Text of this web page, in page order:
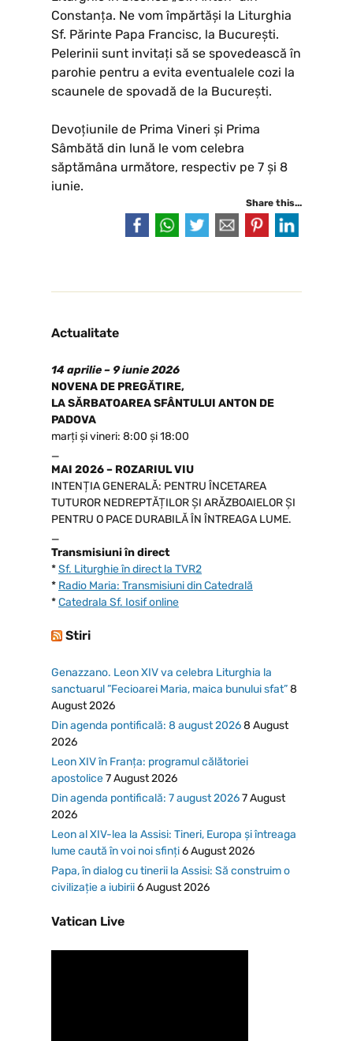
Constanța. Ne vom împărtăși la Liturghia
Sf. Părinte Papa Francisc, la București.
Pelerinii sunt invitați să se spovedească în
parohie pentru a evita eventualele cozi la
scaunele de spovadă de la București.
Devoțiunile de Prima Vineri și Prima
Sâmbătă din lună le vom celebra
săptămâna următore, respectiv pe 7 și 8
iunie.
Share this...
Actualitate
14 aprilie – 9 iunie 2026
NOVENA DE PREGĂTIRE,
LA SĂRBATOAREA SFÂNTULUI ANTON DE
PADOVA
marți și vineri: 8:00 și 18:00
_
MAI 2026 – ROZARIUL VIU
INTENȚIA GENERALĂ: PENTRU ÎNCETAREA
TUTUROR NEDREPTĂȚILOR ȘI ARĂZBOAIELOR ȘI
PENTRU O PACE DURABILĂ ÎN ÎNTREAGA LUME.
_
Transmisiuni în direct
*Sf. Liturghie în direct la TVR2
* Radio Maria: Transmisiuni din Catedrală
*Catedrala Sf. Iosif online
Stiri
Genazzano. Leon XIV va celebra Liturghia la
sanctuarul ”Fecioarei Maria, maica bunului sfat”8
August 2026
Din agenda pontificală: 8 august 20268 August
2026
Leon XIV în Franța: programul călătoriei
apostolice7 August 2026
Din agenda pontificală: 7 august 20267 August
2026
Leon al XIV-lea la Assisi: Tineri, Europa și întreaga
lume caută în voi noi sfinți6 August 2026
Papa, în dialog cu tinerii la Assisi: Să construim o
civilizație a iubirii6 August 2026
Vatican Live